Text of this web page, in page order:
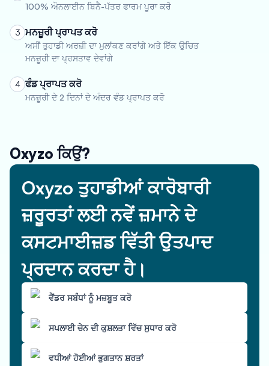
100% ਔਨਲਾਈਨ ਬਿਨੈ-ਪੱਤਰ ਫਾਰਮ ਪੂਰਾ ਕਰੋ
3 ਮਨਜ਼ੂਰੀ ਪ੍ਰਾਪਤ ਕਰੋ
ਅਸੀਂ ਤੁਹਾਡੀ ਅਰਜ਼ੀ ਦਾ ਮੁਲਾਂਕਣ ਕਰਾਂਗੇ ਅਤੇ ਇੱਕ ਉਚਿਤ
ਮਨਜ਼ੂਰੀ ਦਾ ਪ੍ਰਸਤਾਵ ਦੇਵਾਂਗੇ
4 ਫੰਡ ਪ੍ਰਾਪਤ ਕਰੋ
ਮਨਜ਼ੂਰੀ ਦੇ 2 ਦਿਨਾਂ ਦੇ ਅੰਦਰ ਵੰਡ ਪ੍ਰਾਪਤ ਕਰੋ
Oxyzo ਕਿਉਂ?
Oxyzo ਤੁਹਾਡੀਆਂ ਕਾਰੋਬਾਰੀ
ਜ਼ਰੂਰਤਾਂ ਲਈ ਨਵੇਂ ਜ਼ਮਾਨੇ ਦੇ
ਕਸਟਮਾਈਜ਼ਡ ਵਿੱਤੀ ਉਤਪਾਦ
ਪ੍ਰਦਾਨ ਕਰਦਾ ਹੈ।
ਵੈਂਡਰ ਸਬੰਧਾਂ ਨੂੰ ਮਜ਼ਬੂਤ ਕਰੋ
ਸਪਲਾਈ ਚੇਨ ਦੀ ਕੁਸ਼ਲਤਾ ਵਿੱਚ ਸੁਧਾਰ ਕਰੋ
ਵਧੀਆਂ ਹੋਈਆਂ ਭੁਗਤਾਨ ਸ਼ਰਤਾਂ